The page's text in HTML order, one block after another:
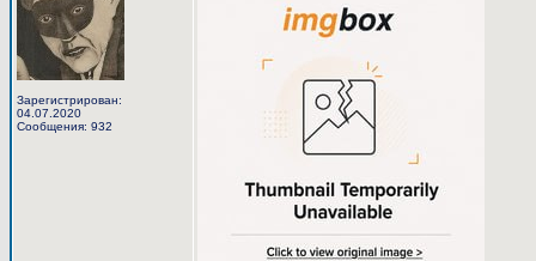
Зарегистрирован:
04.07.2020
Сообщения: 932